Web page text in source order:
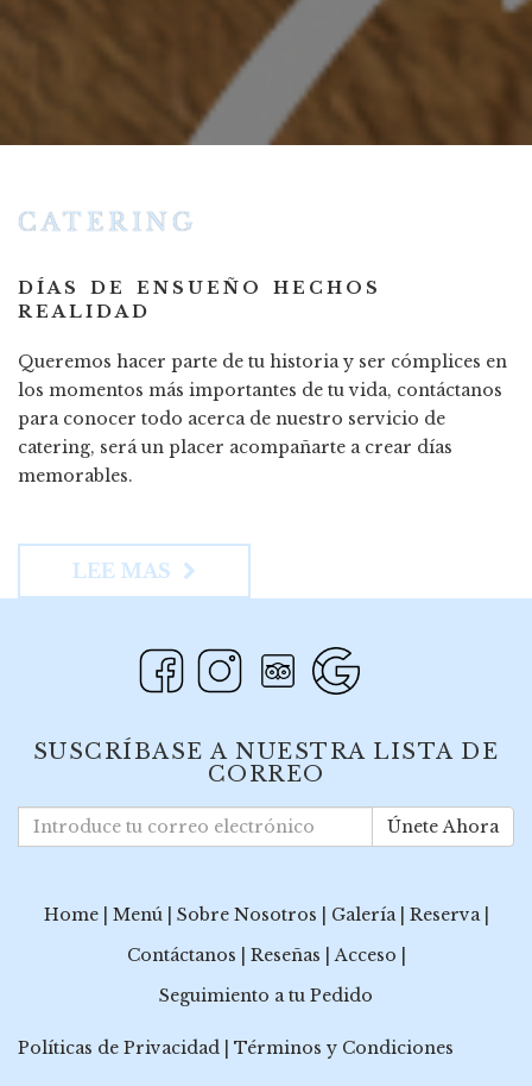
CATERING
DÍAS DE ENSUEÑO HECHOS
REALIDAD
Queremos hacer parte de tu historia y ser cómplices en
los momentos más importantes de tu vida, contáctanos
para conocer todo acerca de nuestro servicio de
catering, será un placer acompañarte a crear días
memorables.
LEE MAS
SUSCRÍBASE A NUESTRA LISTA DE
CORREO
Únete Ahora
Home Menú Sobre Nosotros Galería Reserva
Contáctanos
Reseñas Acceso
Seguimiento a tu Pedido
Políticas de Privacidad Términos y Condiciones